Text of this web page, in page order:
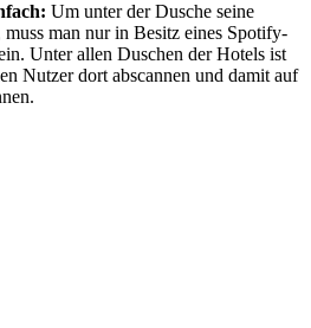
Um unter der Dusche seine
man nur in Besitz eines Spotify-
Unter allen Duschen der Hotels ist
Nutzer dort abscannen und damit auf